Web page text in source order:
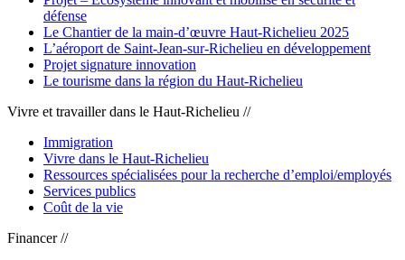
défense
Le Chantier de la main-d’œuvre Haut-Richelieu 2025
L’aéroport de Saint-Jean-sur-Richelieu en développement
Projet signature innovation
Le tourisme dans la région du Haut-Richelieu
Vivre et travailler dans le Haut-Richelieu //
Immigration
Vivre dans le Haut-Richelieu
Ressources spécialisées pour la recherche d’emploi/employés
Services publics
Coût de la vie
Financer //